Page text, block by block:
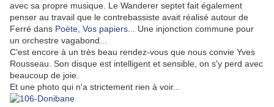
avec sa propre musique. Le Wanderer septet fait également
penser au travail que le contrebassiste avait réalisé autour de
Ferré dans Poète, Vos papiers ... Une injonction commune pour
un orchestre vagabond...
C'est encore à un très beau rendez-vous que nous convie Yves
Rousseau. Son disque est intelligent et sensible, on s'y perd avec
beaucoup de joie.
Et une photo qui n'a strictement rien à voir...